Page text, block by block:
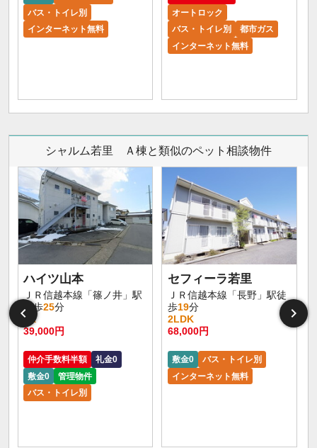
バス・トイレ別
インターネット無料
オートロック
バス・トイレ別
都市ガス
インターネット無料
シャルム若里 Ａ棟と類似のペット相談物件
ハイツ山本
ＪＲ信越本線「篠ノ井」駅
徒歩25分
3K
39,000円
仲介手数料半額
礼金0
敷金0
管理物件
バス・トイレ別
セフィーラ若里
ＪＲ信越本線「長野」駅徒
歩19分
2LDK
68,000円
敷金0
バス・トイレ別
インターネット無料